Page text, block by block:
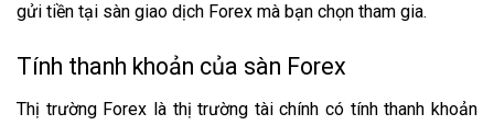
gửi tiền tại sàn giao dịch Forex mà bạn chọn tham gia.
Tính thanh khoản của sàn Forex
Thị trường Forex là thị trường tài chính có tính thanh khoản